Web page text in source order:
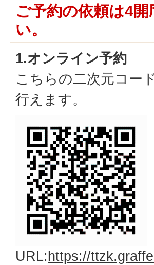
ご予約の依頼は4
い。
1.オンライン予約
こちらの二次元コー
行えます。
URL: https://